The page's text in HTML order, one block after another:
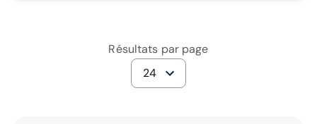
Résultats par page
24